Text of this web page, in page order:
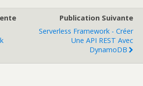
Publication Suivante
Serverless Framework - Créer
Une API REST Avec
DynamoDB